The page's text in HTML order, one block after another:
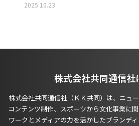
2025.10.23
株式会社共同通信社
株式会社共同通信社（ＫＫ共同）は、ニュ
コンテンツ制作、スポーツから文化事業に
ワークとメディアの力を活かしたブランデ